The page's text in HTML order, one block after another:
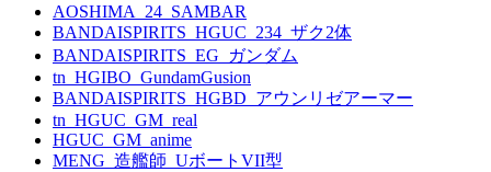
AOSHIMA_24_SAMBAR
BANDAISPIRITS_HGUC_234_ザク2体
BANDAISPIRITS_EG_ガンダム
tn_HGIBO_GundamGusion
BANDAISPIRITS_HGBD_アウンリゼアーマー
tn_HGUC_GM_real
HGUC_GM_anime
MENG_造艦師_UボートVII型